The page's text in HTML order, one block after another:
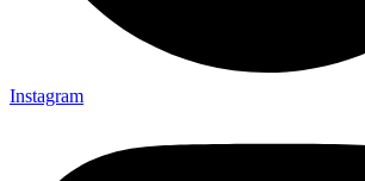
Instagram